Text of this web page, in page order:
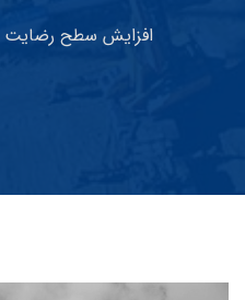
افزایش سطح رضایت